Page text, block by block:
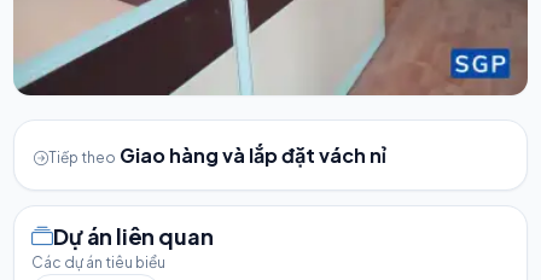
Tiếp theo Giao hàng và lắp đặt vách nỉ
Dự án liên quan
Các dự án tiêu biểu